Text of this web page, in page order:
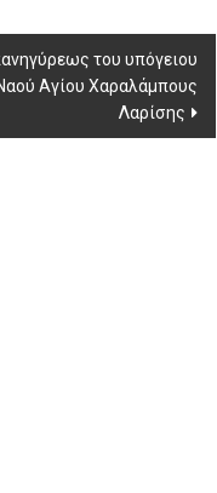
του υπόγειου
Αγίου Χαραλάμπους
Λαρίσης